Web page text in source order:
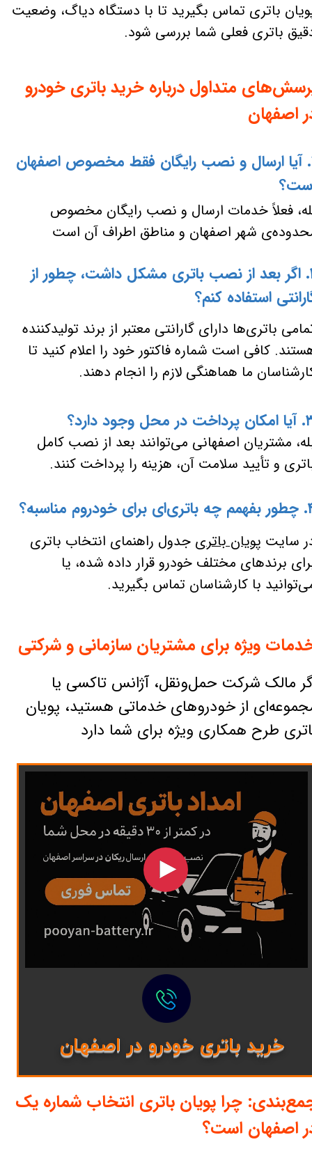
خرید باتری خودرو در اصفهان
۱. آیا ارسال و نصب رایگان فقط مخصوص اصفهان
متداول درباره خرید باتری خودرو
اصفهان
باتری تماس بگیرید تا با دستگاه دیاگ، وضعیت
باتری فعلی شما بررسی شود.
فعلاً خدمات ارسال و نصب رایگان مخصوص
شهر اصفهان و مناطق اطراف آن است
باتری‌ها دارای گارانتی معتبر از برند تولیدکننده
کافی است شماره فاکتور خود را اعلام کنید تا
ما هماهنگی لازم را انجام دهند.
مشتریان اصفهانی می‌توانند بعد از نصب کامل
و تأیید سلامت آن، هزینه را پرداخت کنند.
سایت پویان باتری جدول راهنمای انتخاب باتری
برندهای مختلف خودرو قرار داده شده، یا
با کارشناسان تماس بگیرید.
۲. اگر بعد از نصب باتری مشکل داشت، چطور از
استفاده کنم؟
ویژه برای مشتریان سازمانی و شرکتی
مناسبه؟
وجود دارد؟
مالک شرکت حمل‌ونقل، آژانس تاکسی یا
از خودروهای خدماتی هستید، پویان
طرح همکاری ویژه برای شما دارد
چرا پویان باتری انتخاب شماره یک
اصفهان است؟